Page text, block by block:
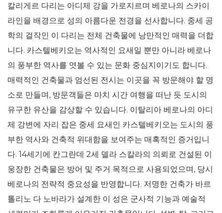
칼리게르 다리는 아디제 강을 가로지르며 베로나의 스카이
라인을 배경으로 성의 아름다운 전경을 선사합니다. 중세 공
학의 걸작인 이 다리는 전체 건축물에 낭만적인 매력을 더합
니다. 카스텔베키오는 역사적인 요새일 뿐만 아니라 베로나
의 풍부한 역사를 엿볼 수 있는 문화 중심지이기도 합니다.
매력적인 건축물과 엄선된 전시는 이곳을 꼭 방문해야 할 명
소로 만들며, 방문객들은 마치 시간 여행을 떠난 듯 도시의
유구한 유산을 감상할 수 있습니다. 이탈리아 베로나의 아디
제 강변에 자리 잡은 중세 요새인 카스텔베키오는 도시의 풍
부한 역사와 건축적 위대함을 보여주는 매혹적인 증거입니
다. 14세기에 칸그란데 2세 델라 스칼라의 의뢰로 건설된 이
웅장한 건축물은 방어 및 주거 목적으로 사용되었으며, 당시
베로나의 전략적 중요성을 반영합니다. 저명한 건축가 바르
톨리노 다 노바라가 설계한 이 성은 군사적 기능과 예술적